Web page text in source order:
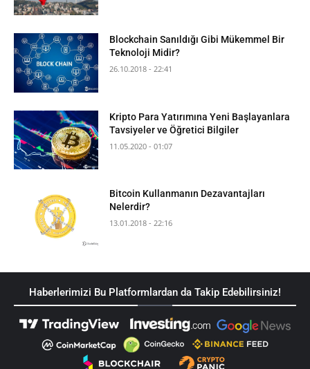
Blockchain Sanıldığı Gibi Mükemmel Bir
Teknoloji Midir?
26.10.2018 - 22:41
Kripto Para Yatırımına Yeni Başlayanlara
Tavsiyeler ve Öğretici Bilgiler
11.05.2020 - 01:07
Bitcoin Kullanmanın Dezavantajları
Nelerdir?
13.01.2018 - 22:16
Haberlerimizi Bu Platformlardan da Takip Edebilirsiniz!